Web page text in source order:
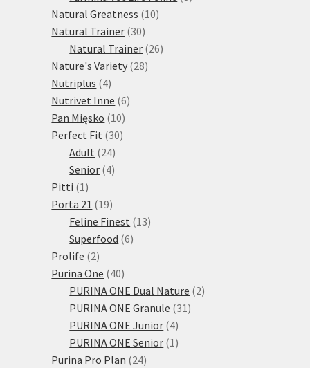
Natural Greatness 1010
Natural Trainer 3030
produktů
Natural Trainer 2626
Nature's Variety 2828
Nutriplus 44
produkty
Nutrivet Inne 66
Pan Mięsko 1010
produktů
Perfect Fit 3030
Adult 2424
produktů
Senior 44
Pitti 1 1
produkt
Porta 21 1919
produktů
Feline Finest 1313
Superfood 66
Prolife 22
produkty
Purina One 4040
produktů
PURINA ONE Dual Nature 22
PURINA ONE Granule 31 31
PURINA ONE Junior 44
produkty
PURINA ONE Senior 1 1
Purina Pro Plan 2424